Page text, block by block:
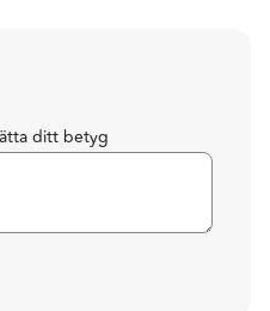
ditt betyg